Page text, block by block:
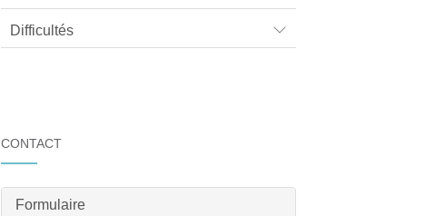
Difficultés
CONTACT
Formulaire